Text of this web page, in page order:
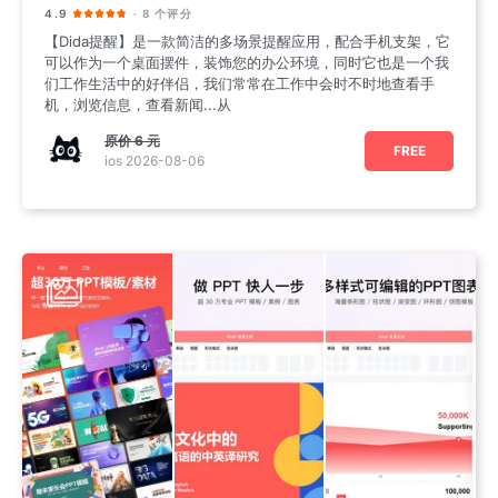
4.9 · 8 个评分
【Dida提醒】是一款简洁的多场景提醒应用，配合手机支架，它
可以作为一个桌面摆件，装饰您的办公环境，同时它也是一个我
们工作生活中的好伴侣，我们常常在工作中会时不时地查看手
机，浏览信息，查看新闻...从
原价6 元
ios 2026-08-06
FREE